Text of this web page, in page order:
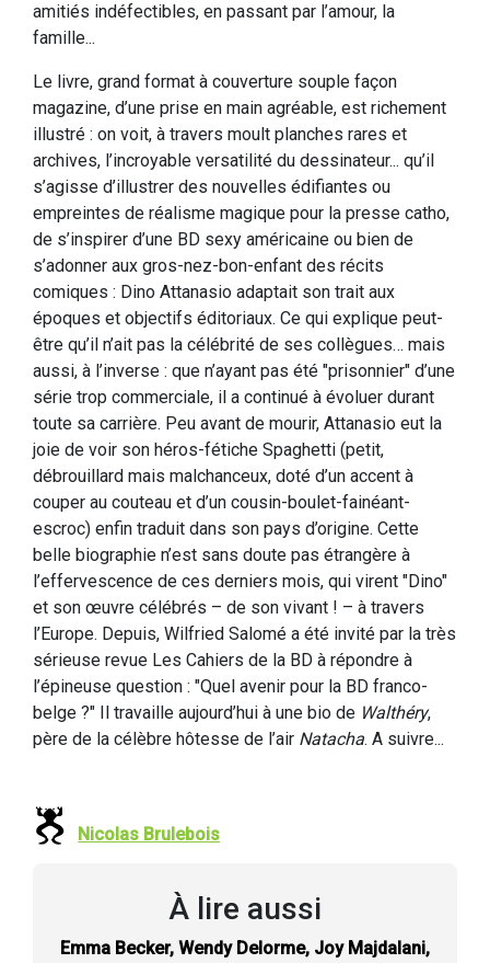
amitiés indéfectibles, en passant par l’amour, la
famille...
Le livre, grand format à couverture souple façon
magazine, d’une prise en main agréable, est richement
illustré : on voit, à travers moult planches rares et
archives, l’incroyable versatilité du dessinateur... qu’il
s’agisse d’illustrer des nouvelles édifiantes ou
empreintes de réalisme magique pour la presse catho,
de s’inspirer d’une BD sexy américaine ou bien de
s’adonner aux gros-nez-bon-enfant des récits
comiques : Dino Attanasio adaptait son trait aux
époques et objectifs éditoriaux. Ce qui explique peut-
être qu’il n’ait pas la célébrité de ses collègues… mais
aussi, à l’inverse : que n’ayant pas été "prisonnier" d’une
série trop commerciale, il a continué à évoluer durant
toute sa carrière. Peu avant de mourir, Attanasio eut la
joie de voir son héros-fétiche Spaghetti (petit,
débrouillard mais malchanceux, doté d’un accent à
couper au couteau et d’un cousin-boulet-fainéant-
escroc) enfin traduit dans son pays d’origine. Cette
belle biographie n’est sans doute pas étrangère à
l’effervescence de ces derniers mois, qui virent "Dino"
et son œuvre célébrés – de son vivant ! – à travers
l’Europe. Depuis, Wilfried Salomé a été invité par la très
sérieuse revue Les Cahiers de la BD à répondre à
l’épineuse question : "Quel avenir pour la BD franco-
belge ?" Il travaille aujourd’hui à une bio de Walthéry,
père de la célèbre hôtesse de l’air Natacha. A suivre...
Nicolas Brulebois
À lire aussi
Emma Becker, Wendy Delorme, Joy Majdalani,